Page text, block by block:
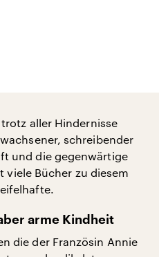
aller Hindernisse
schreibender
und die gegenwärtige
viele Bücher zu diesem
arme Kindheit
die der Französin Annie